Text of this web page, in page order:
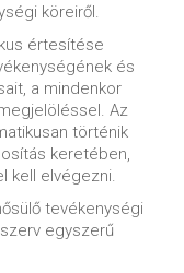
köreiről.
értesítése
és
a mindenkor
Az
történik
keretében,
kell elvégezni.
tevékenységi
egyszerű